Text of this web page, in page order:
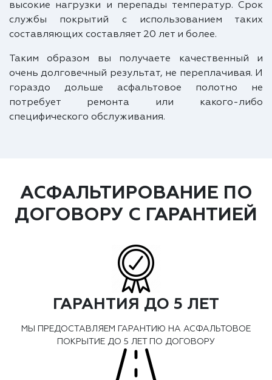
высокие нагрузки и перепады температур. Срок
службы покрытий с использованием таких
составляющих составляет 20 лет и более.
Таким образом вы получаете качественный и
очень долговечный результат, не переплачивая. И
гораздо дольше асфальтовое полотно не
потребует ремонта или какого-либо
специфического обслуживания.
АСФАЛЬТИРОВАНИЕ ПО
ДОГОВОРУ С ГАРАНТИЕЙ
ГАРАНТИЯ ДО 5 ЛЕТ
МЫ ПРЕДОСТАВЛЯЕМ ГАРАНТИЮ НА АСФАЛЬТОВОЕ
ПОКРЫТИЕ ДО 5 ЛЕТ ПО ДОГОВОРУ